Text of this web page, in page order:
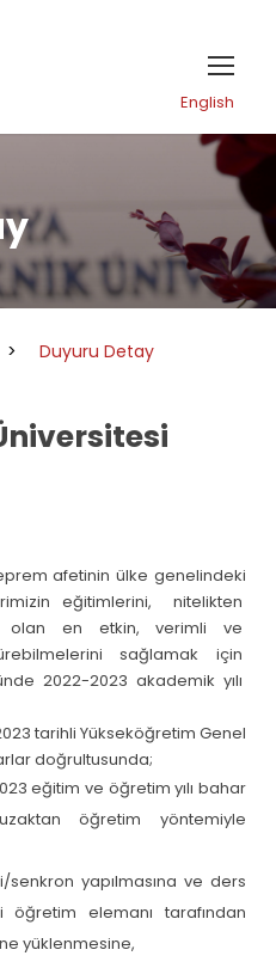
English
> Duyuru Detay
afetinin ülke genelindeki
eğitimlerini, nitelikten
olan en etkin, verimli ve
sağlamak için
2022-2023 akademik yılı
tarihli Yükseköğretim Genel
doğrultusunda;
eğitim ve öğretim yılı bahar
öğretim yöntemiyle
senkron yapılmasına ve ders
öğretim elemanı tarafından
yüklenmesine,